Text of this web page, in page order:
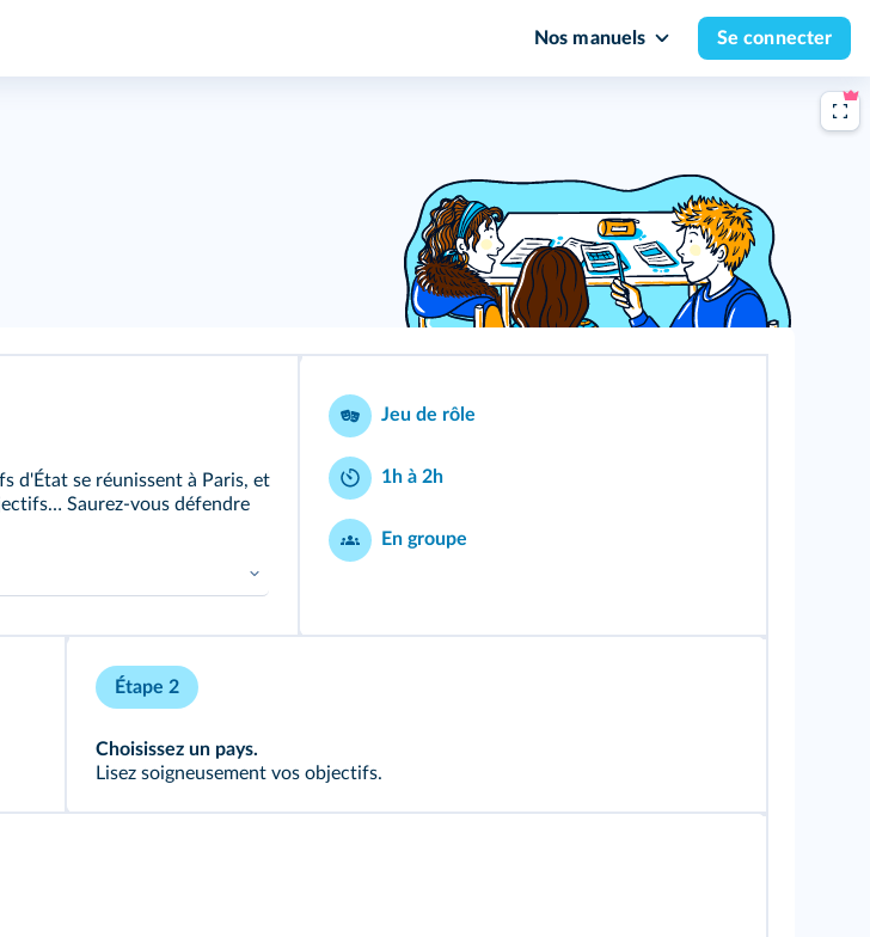
Nos manuels Se connecter
d'État se réunissent à Paris, et
Saurez-vous défendre
Jeu de rôle
1h à 2h
En groupe
Étape 2
Choisissez un pays.
Lisez soigneusement vos objectifs.